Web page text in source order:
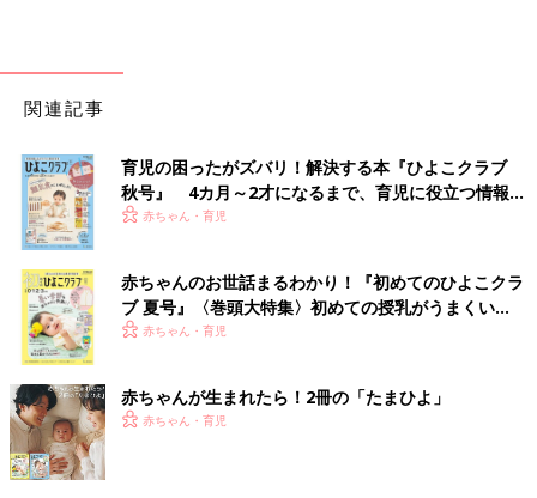
関連記事
育児の困ったがズバリ！解決する本『ひよこクラブ
秋号』 4カ月～2才になるまで、育児に役立つ情報が
いっぱい！
赤ちゃん・育児
赤ちゃんのお世話まるわかり！『初めてのひよこクラ
ブ 夏号』〈巻頭大特集〉初めての授乳がうまくい
く！ おっぱい・ミルクの基本と夏のトラブル 解決テ
赤ちゃん・育児
赤ちゃんが生まれたら！2冊の「たまひよ」
赤ちゃん・育児